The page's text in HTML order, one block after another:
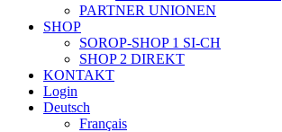
PARTNER UNIONEN
SHOP
SOROP-SHOP 1 SI-CH
SHOP 2 DIREKT
KONTAKT
Login
Deutsch
Français